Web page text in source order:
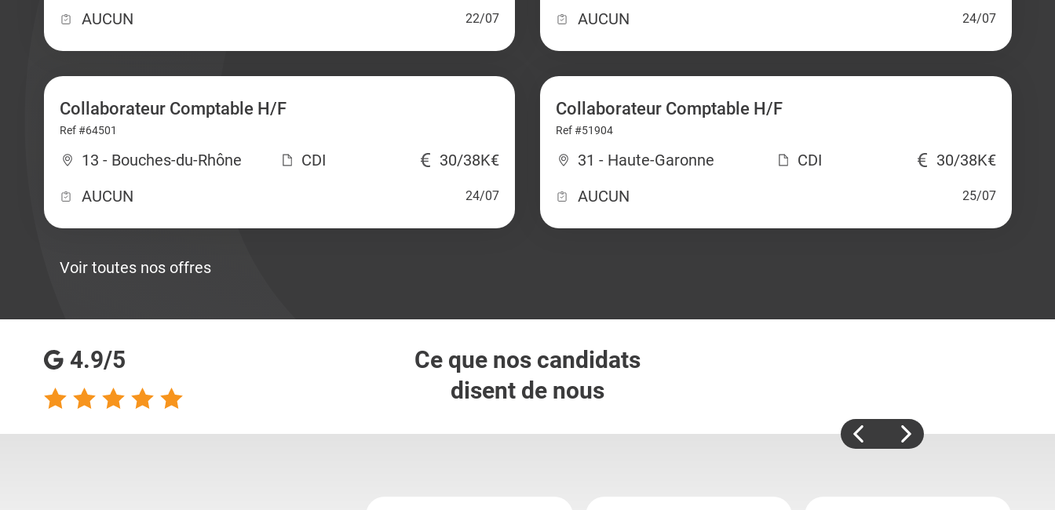
AUCUN
22/07
AUCUN
24/07
Collaborateur Comptable H/F
Ref #64501
13 - Bouches-du-Rhône CDI
30/38K€
AUCUN
24/07
Collaborateur Comptable H/F
Ref #51904
31 - Haute-Garonne CDI
30/38K€
AUCUN
25/07
Voir toutes nos offres
4.9/5
Ce que nos candidats
disent de nous